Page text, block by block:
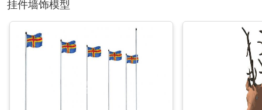
挂件墙饰模型